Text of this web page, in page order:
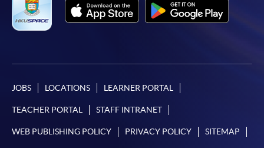
JOBS LOCATIONS LEARNER PORTAL
TEACHER PORTAL STAFF INTRANET
WEB PUBLISHING POLICY PRIVACY POLICY SITEMAP